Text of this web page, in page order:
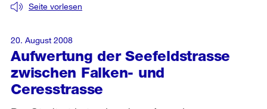
Aufwertung der Seefeldstrasse
zwischen Falken- und
Ceresstrasse
Seite vorlesen
20. August 2008